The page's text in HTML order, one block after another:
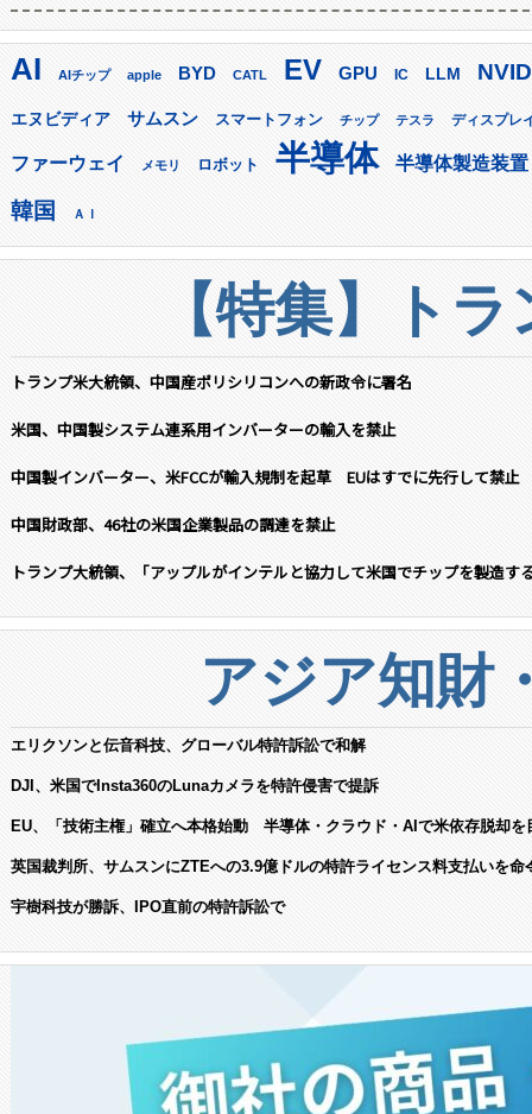
AI AIチップ apple BYD CATL EV GPU IC LLM
エヌビディア サムスン スマートフォン チップ テスラ ディスプレ
ファーウェイ メモリ ロボット 半導体 半導体製造装置
韓国 ＡＩ
【特集】ト
トランプ米大統領、中国産ポリシリコンへの新政令に署名
米国、中国製システム連系用インバーターの輸入を禁止
中国製インバーター、米FCCが輸入規制を起草 EUはすでに先行して禁止
中国財政部、46社の米国企業製品の調達を禁止
トランプ大統領、「アップルがインテルと協力して米国でチップを製造す
アジア知財
エリクソンと伝音科技、グローバル特許訴訟で和解
DJI、米国でInsta360のLunaカメラを特許侵害で提訴
EU、「技術主権」確立へ本格始動 半導体・クラウド・AIで米依存脱却を
英国裁判所、サムスンにZTEへの3.9億ドルの特許ライセンス料支払いを命
宇樹科技が勝訴、IPO直前の特許訴訟で